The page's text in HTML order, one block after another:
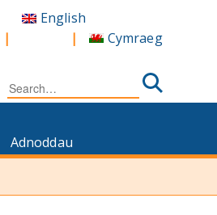
English
Cymraeg
Search
for:
Adnoddau